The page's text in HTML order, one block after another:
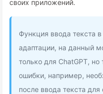
своих приложений.
Функция ввода текста
адаптации, на данный
только для ChatGPT,
ошибки, например,
после ввода текста для